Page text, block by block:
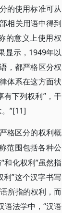
的使用标准可从
相关用语中得到
的意义上使用权
显示，1949年以
，都严格区分权
体系在这方面状
有下列权利”，干
”[11]
格区分的权利概
范围包括各种公
和化权利”虽然指
”这个汉字书写
所指的权利，而
语法学中，“汉语